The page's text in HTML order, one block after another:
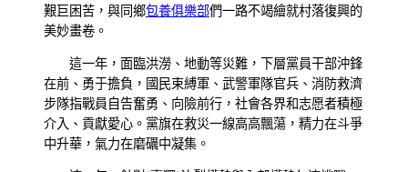
艱巨困苦，與同鄉包養俱樂部們一路不竭繪就村落復興的
美妙畫卷。
這一年，面臨洪澇、地動等災難，下層黨員干部沖鋒
在前、勇于擔負，國民束縛軍、武警軍隊官兵、消防救濟
步隊指戰員自告奮勇、向險前行，社會各界和志愿者積極
介入、貢獻愛心。黨旗在救災一線高高飄蕩，精力在斗爭
中升華，氣力在磨礪中凝集。